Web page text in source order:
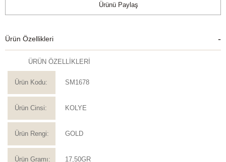
Ürünü Paylaş
Ürün Özellikleri
ÜRÜN ÖZELLİKLERİ
Ürün Kodu: SM1678
Ürün Cinsi: KOLYE
Ürün Rengi: GOLD
Ürün Gramı: 17,50GR